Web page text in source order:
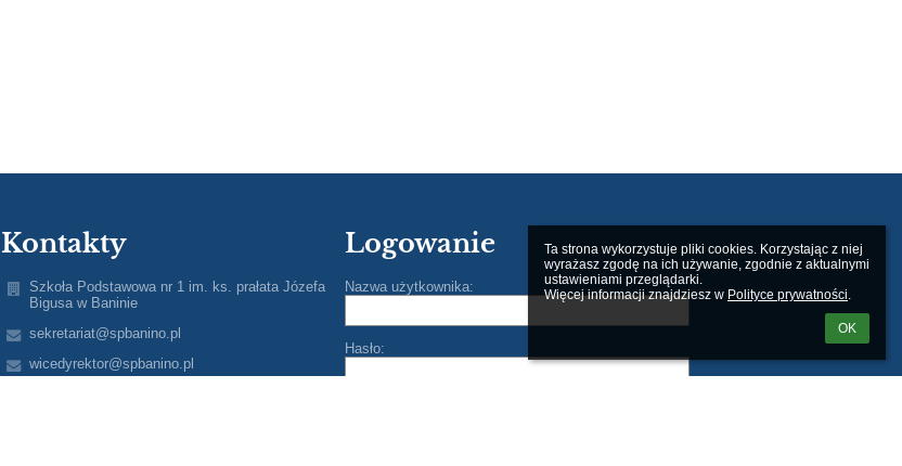
Ta strona wykorzystuje pliki cookies. Korzystając z niej
wyrażasz zgodę na ich używanie, zgodnie z aktualnymi
ustawieniami przeglądarki.
Więcej informacji znajdziesz w Polityce prywatności.
OK
Kontakty
Szkoła Podstawowa nr 1 im. ks. prałata Józefa
Bigusa w Baninie
sekretariat@spbanino.pl
wicedyrektor@spbanino.pl
Logowanie
Nazwa użytkownika:
Hasło: